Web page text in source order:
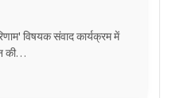
विषयक संवाद कार्यक्रम में
की…